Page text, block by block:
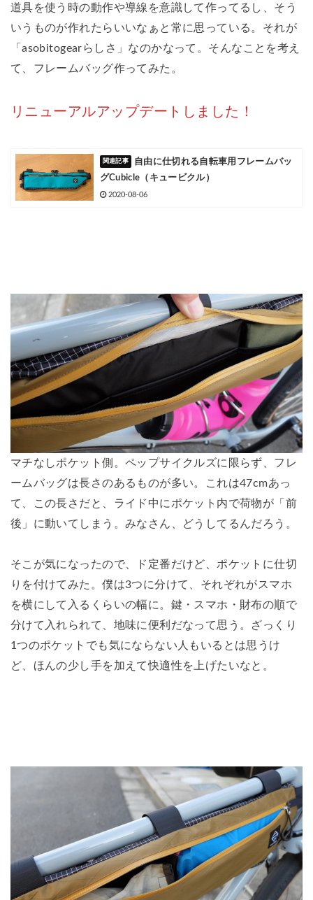
道具を使う時の動作や導線を意識して作ってるし、そう
いうものが作れたらいいなぁと常に思っている。それが
「asobitogearらしさ」なのかなって。そんなことを考え
て、フレームバッグ作ってみた。
リニューアルアップデートしました！
自由に仕切れる自転車用フレームバッ
グCubicle（キュービクル）
2020-08-06
マチなしポケット側。ペップサイクルズに限らず、フレ
ームバッグは長さのあるものが多い。これは47cmあっ
て、この長さだと、ライド中にポケット内で荷物が「前
後」に動いてしまう。みなさん、どうしてるんだろう。
そこが気になったので、ド定番だけど、ポケットに仕切
りを付けてみた。僕は3つに分けて、それぞれがスマホ
を横にして入るくらいの幅に。鍵・スマホ・財布の順で
分けて入れられて、地味に便利だなって思う。ざっくり
1つのポケットでも気にならない人もいるとは思うけ
ど、ほんの少し手を加えて快適性を上げたいなと。